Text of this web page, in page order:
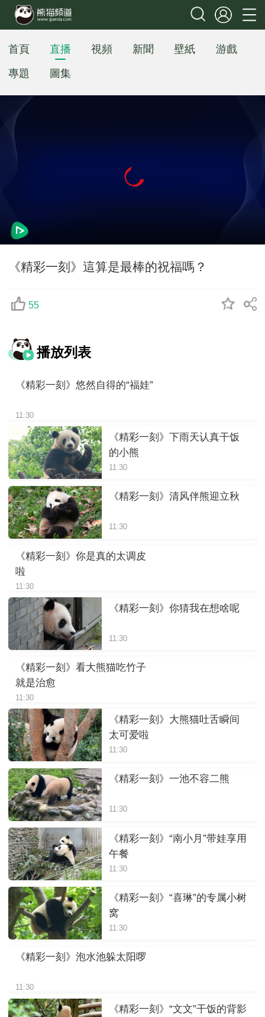
首頁 直播 視頻 新聞 壁紙
游戲
專題
圖集
《精彩一刻》這算是最棒的祝福嗎？
55
播放列表
《精彩一刻》悠然自得的“福娃”
11:30
《精彩一刻》下雨天认真干饭
的小熊
11:30
《精彩一刻》清风伴熊迎立秋
11:30
《精彩一刻》你是真的太调皮
啦
11:30
《精彩一刻》你猜我在想啥呢
11:30
《精彩一刻》看大熊猫吃竹子
就是治愈
11:30
《精彩一刻》大熊猫吐舌瞬间
太可爱啦
11:30
《精彩一刻》一池不容二熊
11:30
《精彩一刻》“南小月”带娃享用
午餐
11:30
《精彩一刻》“喜琳”的专属小树
窝
11:30
《精彩一刻》泡水池躲太阳啰
11:30
《精彩一刻》“文文”干饭的背影